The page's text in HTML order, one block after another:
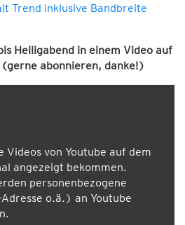
Trend inklusive Bandbreite
Heiligabend in einem Video auf
(gerne abonnieren, danke!)
Videos von Youtube auf dem
angezeigt bekommen.
personenbezogene
o.ä.) an Youtube